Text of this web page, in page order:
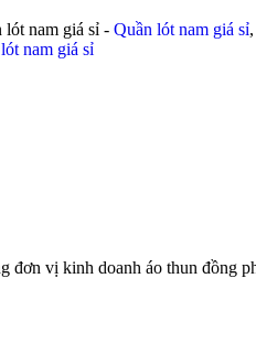
lót nam giá sỉ - Quần lót nam giá sỉ,
nam giá sỉ
vị kinh doanh áo thun đồng